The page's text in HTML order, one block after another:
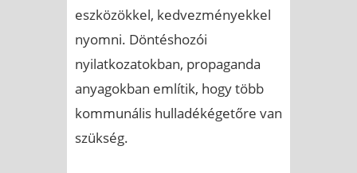
eszközökkel, kedvezményekkel
nyomni. Döntéshozói
nyilatkozatokban, propaganda
anyagokban említik, hogy több
kommunális hulladékégetőre van
szükség.